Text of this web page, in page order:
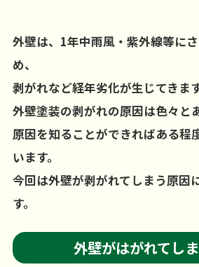
外壁は、1年中雨風・ 紫外線等に
め、
剥がれなど経年劣化が生じてきます
外壁塗装の剥がれの原因は色々と
原因を知ることができればある程
います。
今回は外壁が剥がれてしまう原因
す。
外壁がはがれてし